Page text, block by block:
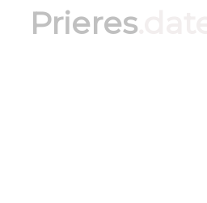
Prieres